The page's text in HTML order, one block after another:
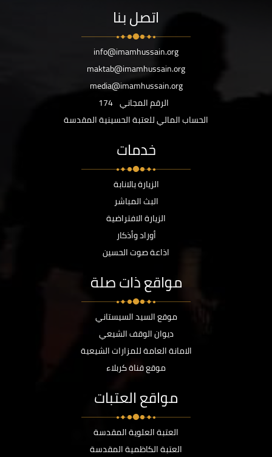
اتصل بنا
info@imamhussain.org
maktab@imamhussain.org
media@imamhussain.org
الرقم المجاني 174
الحساب المالي للعتبة الحسينية المقدسة
خدمات
الزيارة بالانابة
البث المباشر
الزيارة الافتراضية
أوراد وأذكار
اذاعة صوت الحسين
مواقع ذات صلة
موقع السيد السيستاني
ديوان الوقف الشيعي
الامانة العامة للمزارات الشيعية
موقع قناة كربلاء
مواقع العتبات
العتبة العلوية المقدسة
العتبة الكاظمية المقدسة